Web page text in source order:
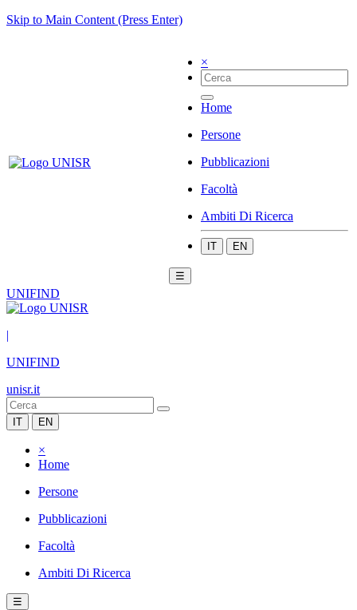
Skip to Main Content (Press Enter)
×
Home
Persone
Pubblicazioni
Facoltà
Ambiti Di Ricerca
IT EN
☰
UNIFIND
|
UNIFIND
unisr.it
IT EN
×
Home
Persone
Pubblicazioni
Facoltà
Ambiti Di Ricerca
☰